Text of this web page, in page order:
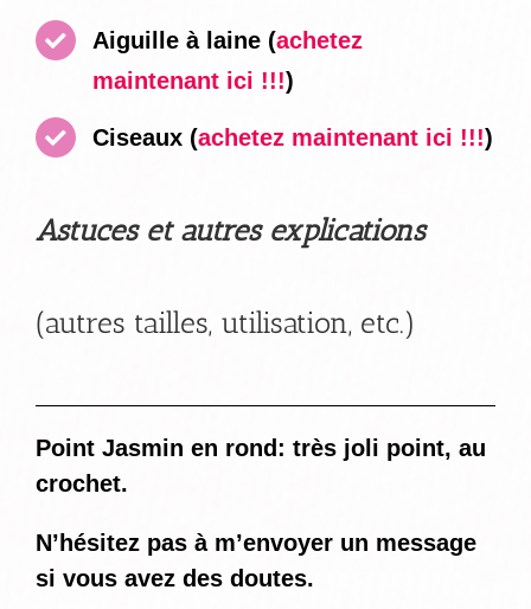
Aiguille à laine (achetez
maintenant ici !!!)
Ciseaux (achetez maintenant ici !!!)
Astuces et autres explications
(autres tailles, utilisation, etc.)
Point Jasmin en rond: très joli point, au
crochet.
N’hésitez pas à m’envoyer un message
si vous avez des doutes.